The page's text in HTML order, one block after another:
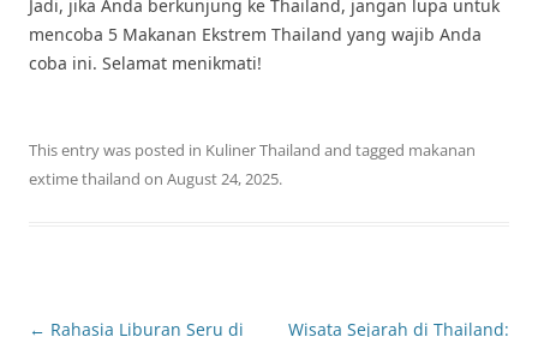
Jadi, jika Anda berkunjung ke Thailand, jangan lupa untuk
mencoba 5 Makanan Ekstrem Thailand yang wajib Anda
coba ini. Selamat menikmati!
This entry was posted in Kuliner Thailand and tagged makanan
extime thailand on August 24, 2025.
Post
← Rahasia Liburan Seru di
Wisata Sejarah di Thailand: